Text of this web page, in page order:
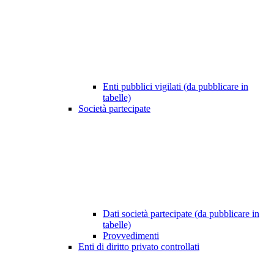
Enti pubblici vigilati (da pubblicare in
tabelle)
Società partecipate
Dati società partecipate (da pubblicare in
tabelle)
Provvedimenti
Enti di diritto privato controllati